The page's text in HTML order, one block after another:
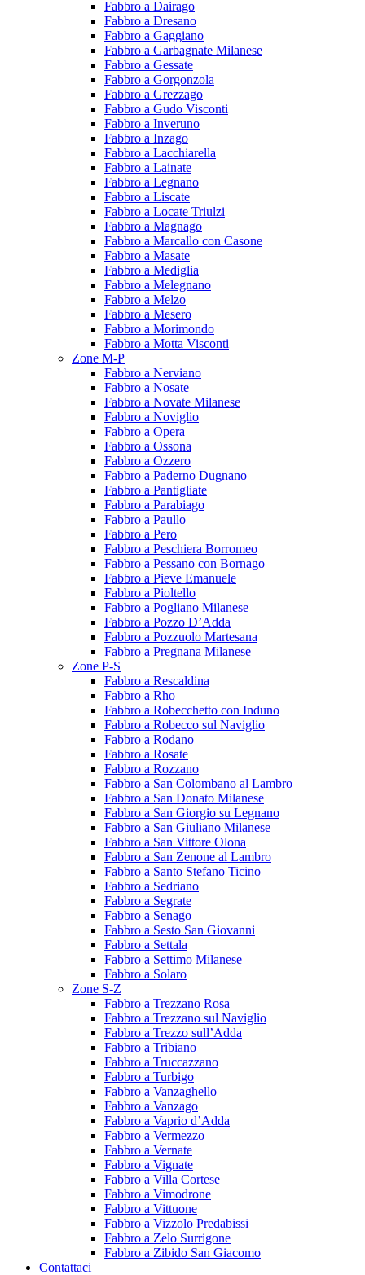
Fabbro a Dairago
Fabbro a Dresano
Fabbro a Gaggiano
Fabbro a Garbagnate Milanese
Fabbro a Gessate
Fabbro a Gorgonzola
Fabbro a Grezzago
Fabbro a Gudo Visconti
Fabbro a Inveruno
Fabbro a Inzago
Fabbro a Lacchiarella
Fabbro a Lainate
Fabbro a Legnano
Fabbro a Liscate
Fabbro a Locate Triulzi
Fabbro a Magnago
Fabbro a Marcallo con Casone
Fabbro a Masate
Fabbro a Mediglia
Fabbro a Melegnano
Fabbro a Melzo
Fabbro a Mesero
Fabbro a Morimondo
Fabbro a Motta Visconti
Zone M-P
Fabbro a Nerviano
Fabbro a Nosate
Fabbro a Novate Milanese
Fabbro a Noviglio
Fabbro a Opera
Fabbro a Ossona
Fabbro a Ozzero
Fabbro a Paderno Dugnano
Fabbro a Pantigliate
Fabbro a Parabiago
Fabbro a Paullo
Fabbro a Pero
Fabbro a Peschiera Borromeo
Fabbro a Pessano con Bornago
Fabbro a Pieve Emanuele
Fabbro a Pioltello
Fabbro a Pogliano Milanese
Fabbro a Pozzo D’Adda
Fabbro a Pozzuolo Martesana
Fabbro a Pregnana Milanese
Zone P-S
Fabbro a Rescaldina
Fabbro a Rho
Fabbro a Robecchetto con Induno
Fabbro a Robecco sul Naviglio
Fabbro a Rodano
Fabbro a Rosate
Fabbro a Rozzano
Fabbro a San Colombano al Lambro
Fabbro a San Donato Milanese
Fabbro a San Giorgio su Legnano
Fabbro a San Giuliano Milanese
Fabbro a San Vittore Olona
Fabbro a San Zenone al Lambro
Fabbro a Santo Stefano Ticino
Fabbro a Sedriano
Fabbro a Segrate
Fabbro a Senago
Fabbro a Sesto San Giovanni
Fabbro a Settala
Fabbro a Settimo Milanese
Fabbro a Solaro
Zone S-Z
Fabbro a Trezzano Rosa
Fabbro a Trezzano sul Naviglio
Fabbro a Trezzo sull’Adda
Fabbro a Tribiano
Fabbro a Truccazzano
Fabbro a Turbigo
Fabbro a Vanzaghello
Fabbro a Vanzago
Fabbro a Vaprio d’Adda
Fabbro a Vermezzo
Fabbro a Vernate
Fabbro a Vignate
Fabbro a Villa Cortese
Fabbro a Vimodrone
Fabbro a Vittuone
Fabbro a Vizzolo Predabissi
Fabbro a Zelo Surrigone
Fabbro a Zibido San Giacomo
Contattaci